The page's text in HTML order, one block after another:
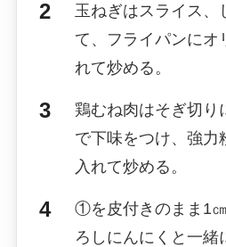
玉ねぎはスライス、
て、フライパンにオ
れて炒める。
鶏むね肉はそぎ切り
で下味をつけ、強
入れて炒める。
①を皮付きのまま1
ろしにんにくと一